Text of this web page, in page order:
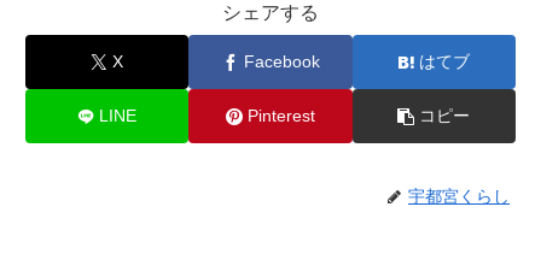
シェアする
X Facebook はてブ
LINE Pinterest コピー
宇都宮くらし